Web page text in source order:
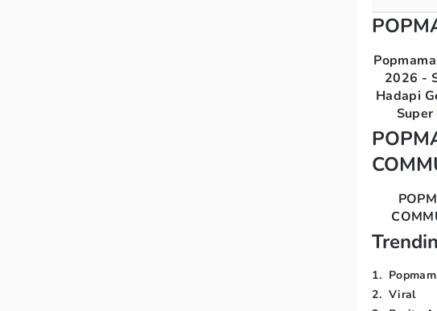
2026 -
Hadapi
1.
2. Viral